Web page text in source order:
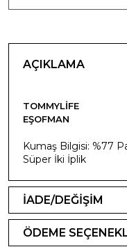
AÇIKLAMA
TOMMYLIFE
EŞOFMAN
Kumaş Bilgisi: %77
Süper İki İplik
İADE/DEĞİŞİM
ÖDEME